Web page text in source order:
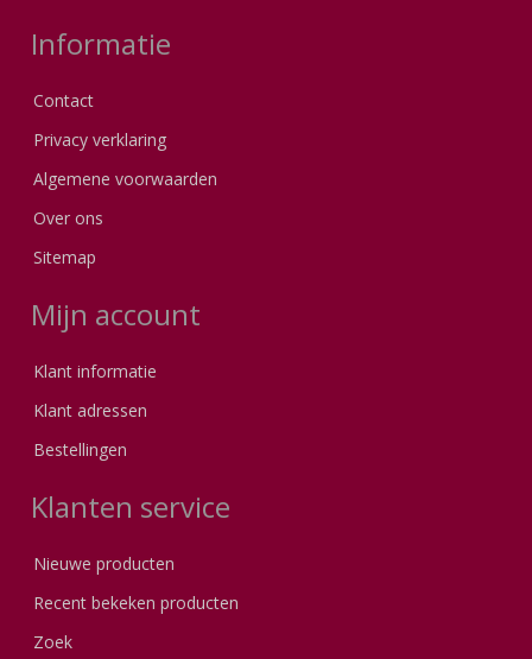
Informatie
Contact
Privacy verklaring
Algemene voorwaarden
Over ons
Sitemap
Mijn account
Klant informatie
Klant adressen
Bestellingen
Klanten service
Nieuwe producten
Recent bekeken producten
Zoek